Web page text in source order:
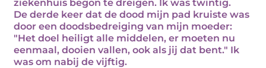
ziekenhuis begon te dreigen. Ik was twintig.
De derde keer dat de dood mijn pad kruiste was
door een doodsbedreiging van mijn moeder:
"Het doel heiligt alle middelen, er moeten nu
eenmaal, dooien vallen, ook als jij dat bent." Ik
was om nabij de vijftig.